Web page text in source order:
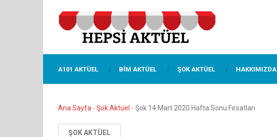
A101 AKTÜEL BIM AKTÜEL ŞOK AKTÜEL HAKKIMIZDA
Ana Sayfa - Şok Aktüel - Şok 14 Mart 2020 Hafta Sonu Fırsatları
ŞOK AKTÜEL